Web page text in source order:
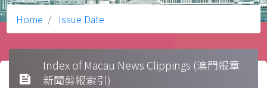
Home Issue Date
feed
Index of Macau News Clippings (澳門報章
新聞剪報索引)